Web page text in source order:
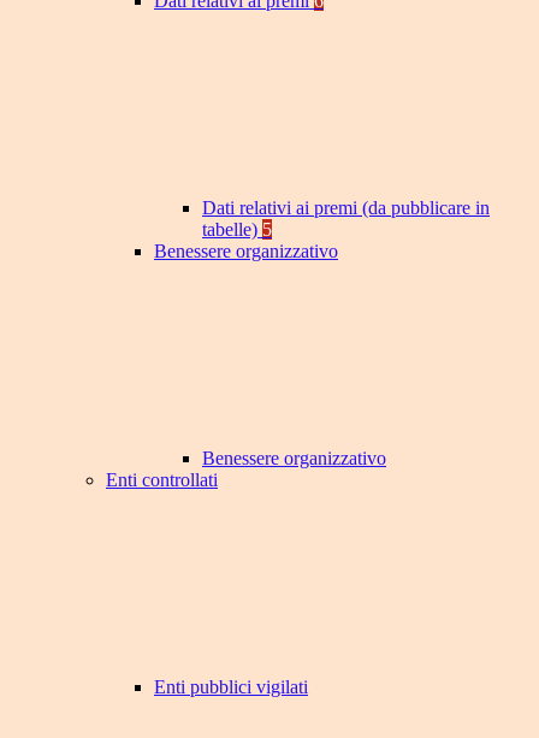
Dati relativi ai premi (da pubblicare in
tabelle) 5
Benessere organizzativo
Benessere organizzativo
Enti controllati
Enti pubblici vigilati